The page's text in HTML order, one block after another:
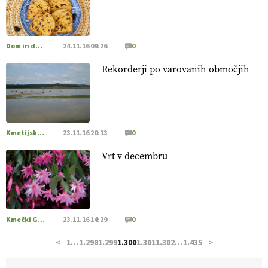
hrane, ampak tudi način njene pridelave
https://t.co/bKGeI4ZcNi @EUAgri #imcap #cap #blog
https://t.co/2sllAmcKwG
[EKOloško = LOGIČNO
Kakovostna ekološka semena in
prilagojene sorte
VEČ
https://t.co/OQSsax7l8V @EUAgri #IMCAP #CAP
https://t.co/PAL0zlhVia
[EKOloško = LOGIČNO
pridelava aronije
kmetijsko in podjetniško zgodbo.
https://t.co/EulJoSBYMi @EUAgri #IMCAP #CAP
https://t.co/xp1oihBDaJ
Dom in družina 24.11.16 09:26 0
Rekorderji po varovanih območjih
Kmetijska zemljišča 23.11.16 20:13 0
Vrt v decembru
Kmečki Glas 23.11.16 14:29 0
< 1…1.2981.2991.3001.3011.302…1.435 >